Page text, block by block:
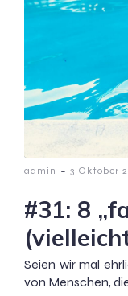
admin - 3 Oktober
#31: 8
Seien wir mal
von Menschen,